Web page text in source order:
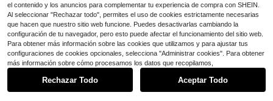
Ahorro de $6.94
#EnergiaItGirl Fansphere
1
0
el contenido y los anuncios para complementar tu experiencia de compra con SHEIN.
Al seleccionar "Rechazar todo", permites el uso de cookies estrictamente necesarias
que hacen que nuestro sitio web funcione. Puedes desactivarlas cambiando la
configuración de tu navegador, pero esto puede afectar el funcionamiento del sitio web.
Para obtener más información sobre las cookies que utilizamos y para ajustar tus
configuraciones de cookies opcionales, selecciona "Administrar cookies". Para obtener
más información sobre cómo procesamos los datos que recopilamos,
Rechazar Todo Aceptar Todo